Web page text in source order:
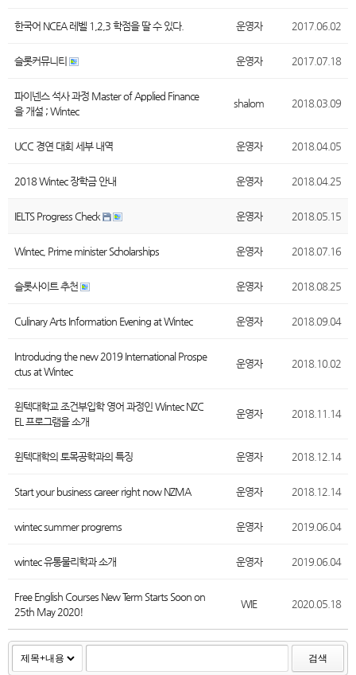
한국어 NCEA 레벨 1,2,3 학점을 딸 수 있다. 운영자 2017.06.02
슬롯커뮤니티 운영자 2017.07.18
파이넨스 석사 과정 Master of Applied Finance
을 개설 ; Wintec
shalom 2018.03.09
UCC 경연 대회 세부 내역 운영자 2018.04.05
2018 Wintec 장학금 안내 운영자 2018.04.25
IELTS Progress Check 운영자 2018.05.15
Wintec, Prime minister Scholarships 운영자 2018.07.16
슬롯사이트 추천 운영자 2018.08.25
Culinary Arts Information Evening at Wintec 운영자 2018.09.04
Introducing the new 2019 International Prospe
ctus at Wintec
운영자 2018.10.02
윈텍대학교 조건부입학 영어 과정인 Wintec NZC
EL 프로그램을 소개
운영자 2018.11.14
윈텍대학의 토목공학과의 특징 운영자 2018.12.14
Start your business career right now NZMA 운영자 2018.12.14
wintec summer progrems 운영자 2019.06.04
wintec 유통물리학과 소개 운영자 2019.06.04
Free English Courses New Term Starts Soon on
25th May 2020!
WIE 2020.05.18
검색